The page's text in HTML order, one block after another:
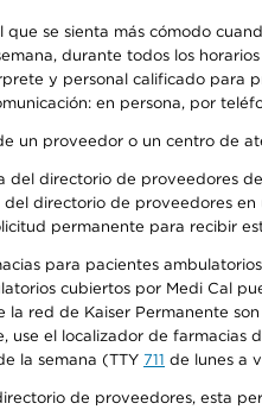
se sienta más cómodo
durante todos los
y personal calificado
en persona, por
un proveedor o un centro de
directorio de proveedores
directorio de proveedores
permanente para recibir
para pacientes
cubiertos por Medi Cal
red de Kaiser Permanente
el localizador de farmacias
la semana (TTY 711 de lunes a
de proveedores, esta